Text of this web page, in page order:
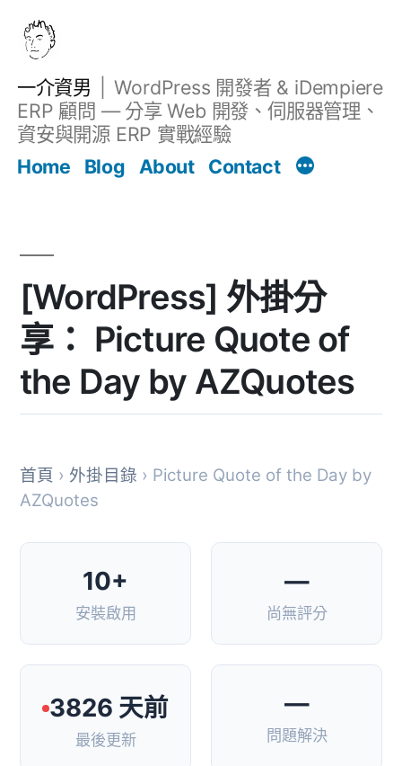
一介資男
WordPress 開發者 & iDempiere
ERP 顧問 — 分享 Web 開發、伺服器管理、
資安與開源 ERP 實戰經驗
Home
Blog About Contact
[WordPress] 外掛分
享： Picture Quote of
the Day by AZQuotes
首頁 › 外掛目錄 › Picture Quote of the Day by
AZQuotes
10+
安裝啟用
—
尚無評分
3826 天前
最後更新
—
問題解決
文章 Filter